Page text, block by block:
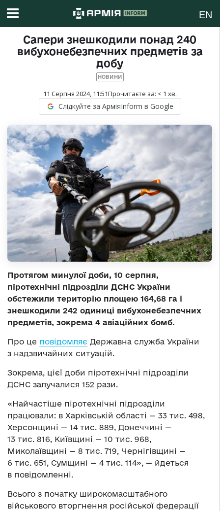
EN
Сапери знешкодили понад 240
вибухонебезпечних предметів за
добу
НОВИНИ
11 Серпня 2024, 11:51Прочитаєте за: < 1 хв.
Слідкуйте за АрміяInform в Google
Протягом минулої доби, 10 серпня,
піротехнічні підрозділи ДСНС України
обстежили територію площею 164,68 га і
знешкодили 242 одиниці вибухонебезпечних
предметів, зокрема 4 авіаційних бомб.
Про це повідомляє Державна служба України
з надзвичайних ситуацій.
Зокрема, цієї доби піротехнічні підрозділи
ДСНС залучалися 152 рази.
«Найчастіше піротехнічні підрозділи
працювали: в Харківській області — 33 тис. 498,
Херсонщині — 14 тис. 889, Донеччині —
13 тис. 816, Київщині — 10 тис. 968,
Миколаївщині — 8 тис. 719, Чернігівщині —
6 тис. 651, Сумщині — 4 тис. 114», — йдеться
в повідомленні.
Всього з початку широкомасштабного
військового вторгнення російської федерації